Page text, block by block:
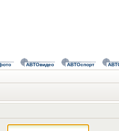
АВТОвидео АВТОспорт